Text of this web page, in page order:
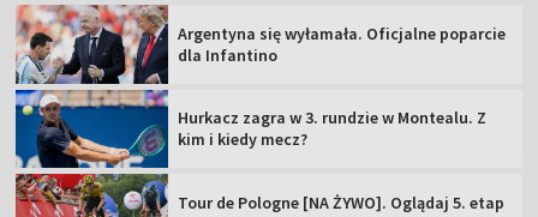
Argentyna się wyłamała. Oficjalne poparcie
dla Infantino
Hurkacz zagra w 3. rundzie w Montealu. Z
kim i kiedy mecz?
Tour de Pologne [NA ŻYWO]. Oglądaj 5. etap